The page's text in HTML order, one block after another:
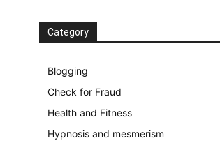
Category
Blogging
Check for Fraud
Health and Fitness
Hypnosis and mesmerism